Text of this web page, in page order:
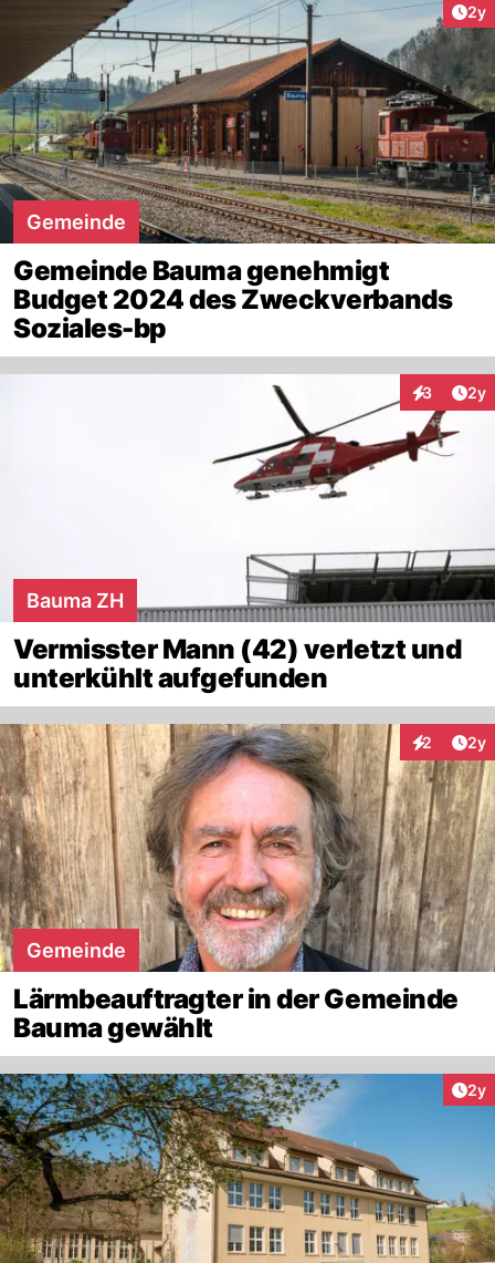
2y
Gemeinde
Gemeinde Bauma genehmigt
Budget 2024 des Zweckverbands
Soziales-bp
3 2y
Bauma ZH
Vermisster Mann (42) verletzt und
unterkühlt aufgefunden
2 2y
Gemeinde
Lärmbeauftragter in der Gemeinde
Bauma gewählt
2y